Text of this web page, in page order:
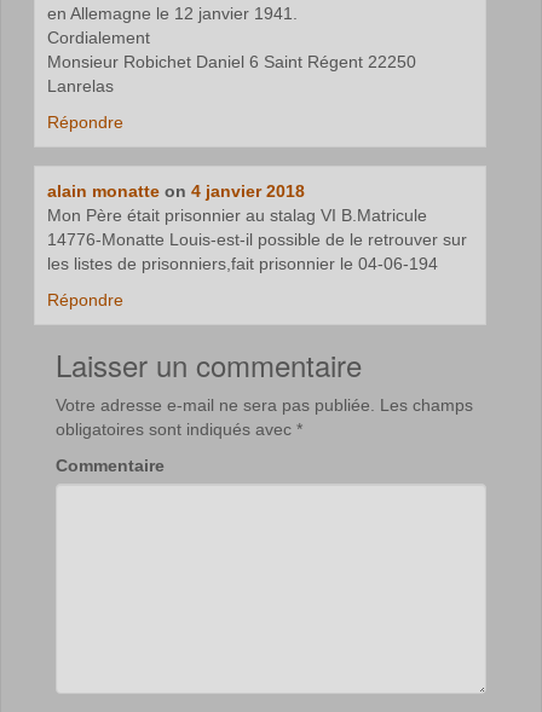
en Allemagne le 12 janvier 1941.
Cordialement
Monsieur Robichet Daniel 6 Saint Régent 22250
Lanrelas
Répondre
alain monatte on4 janvier 2018
Mon Père était prisonnier au stalag VI B.Matricule
14776-Monatte Louis-est-il possible de le retrouver sur
les listes de prisonniers,fait prisonnier le 04-06-194
Répondre
Laisser un commentaire
Votre adresse e-mail ne sera pas publiée.
Les champs
obligatoires sont indiqués avec *
Commentaire